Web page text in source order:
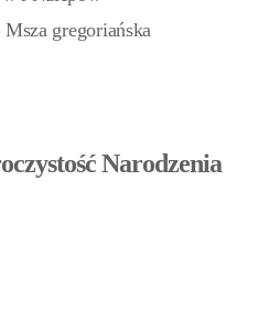
gregoriańska
Narodzenia